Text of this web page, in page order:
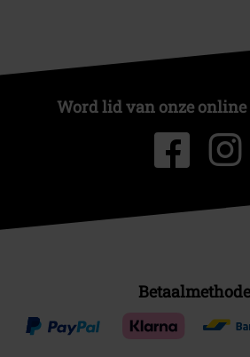
Word lid van onze